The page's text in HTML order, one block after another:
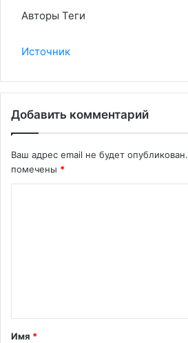
Авторы Теги
Источник
Добавить комментарий
Ваш адрес email не будет опубликован.
помечены *
Имя *